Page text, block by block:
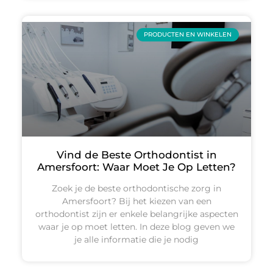
PRODUCTEN EN WINKELEN
Vind de Beste Orthodontist in
Amersfoort: Waar Moet Je Op Letten?
Zoek je de beste orthodontische zorg in
Amersfoort? Bij het kiezen van een
orthodontist zijn er enkele belangrijke aspecten
waar je op moet letten. In deze blog geven we
je alle informatie die je nodig